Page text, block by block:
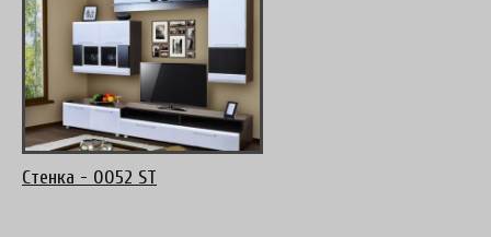
Стенка - 0052 ST